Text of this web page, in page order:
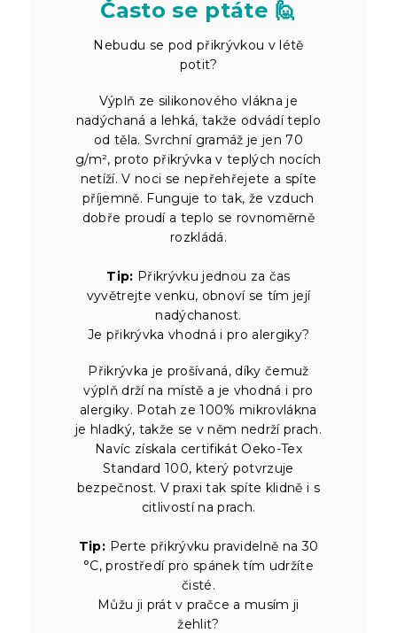
Často se ptáte 🙋
Nebudu se pod přikrývkou v létě
potit?
Výplň ze silikonového vlákna je
nadýchaná a lehká, takže odvádí teplo
od těla. Svrchní gramáž je jen 70
g/m², proto přikrývka v teplých nocích
netíží. V noci se nepřehřejete a spíte
příjemně. Funguje to tak, že vzduch
dobře proudí a teplo se rovnoměrně
rozkládá.
Tip: Přikrývku jednou za čas
vyvětrejte venku, obnoví se tím její
nadýchanost.
Je přikrývka vhodná i pro alergiky?
Přikrývka je prošívaná, díky čemuž
výplň drží na místě a je vhodná i pro
alergiky. Potah ze 100% mikrovlákna
je hladký, takže se v něm nedrží prach.
Navíc získala certifikát Oeko-Tex
Standard 100, který potvrzuje
bezpečnost. V praxi tak spíte klidně i s
citlivostí na prach.
Tip: Perte přikrývku pravidelně na 30
°C, prostředí pro spánek tím udržíte
čisté.
Můžu ji prát v pračce a musím ji
žehlit?